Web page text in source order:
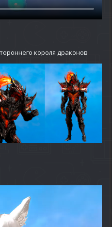
короля драконов